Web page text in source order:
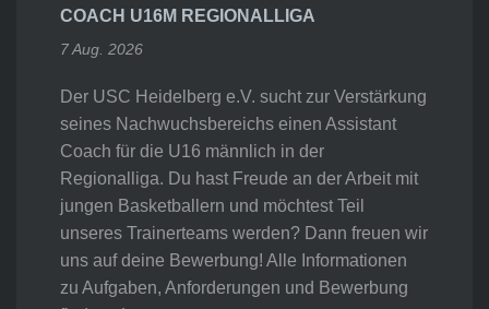
COACH U16M REGIONALLIGA
7 Aug. 2026
Der USC Heidelberg e.V. sucht zur Verstärkung
seines Nachwuchsbereichs einen Assistant
Coach für die U16 männlich in der
Regionalliga. Du hast Freude an der Arbeit mit
jungen Basketballern und möchtest Teil
unseres Trainerteams werden? Dann freuen wir
uns auf deine Bewerbung! Alle Informationen
zu Aufgaben, Anforderungen und Bewerbung